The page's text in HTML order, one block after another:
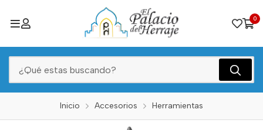
0
Inicio Accesorios Herramientas